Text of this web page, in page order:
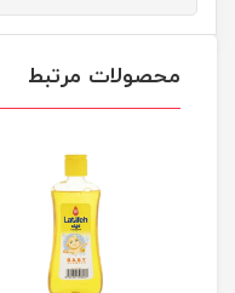
محصولات مرتبط